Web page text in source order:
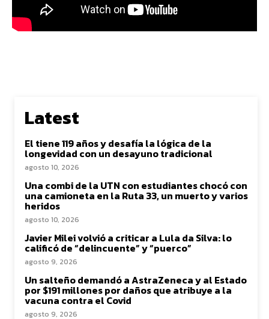
Latest
El tiene 119 años y desafía la lógica de la
longevidad con un desayuno tradicional
agosto 10, 2026
Una combi de la UTN con estudiantes chocó con
una camioneta en la Ruta 33, un muerto y varios
heridos
agosto 10, 2026
Javier Milei volvió a criticar a Lula da Silva: lo
calificó de “delincuente” y “puerco”
agosto 9, 2026
Un salteño demandó a AstraZeneca y al Estado
por $191 millones por daños que atribuye a la
vacuna contra el Covid
agosto 9, 2026